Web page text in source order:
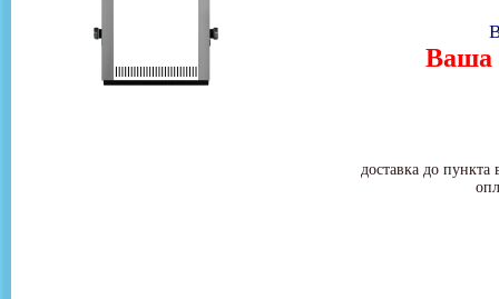
Ваша
доставка до